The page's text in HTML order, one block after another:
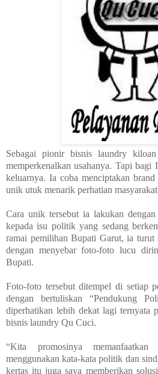
Sebagai pionir bisnis laundry
memperkenalkan usahanya. Tapi bagi
keluarnya. Ia coba menciptakan brand
unik utuk menarik perhatian
Cara unik tersebut ia lakukan
kepada isu politik yang sedang
ramai pemilihan Bupati Garut, ia turut
dengan menyebar foto-foto lucu
Bupati.
Foto-foto tersebut ditempel di setiap
dengan bertuliskan “Pendukung
diperhatikan lebih dekat lagi ternyata
bisnis laundry Qu Cuci.
“Kita promosinya
menggunakan kata-kata politik dan
kertas itu juga saya memberikan